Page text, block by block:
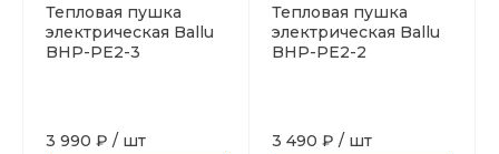
Тепловая пушка
электрическая Ballu
BHP-PE2-3
3 990 ₽ / шт
Тепловая пушка
электрическая Ballu
BHP-PE2-2
3 490 ₽ / шт